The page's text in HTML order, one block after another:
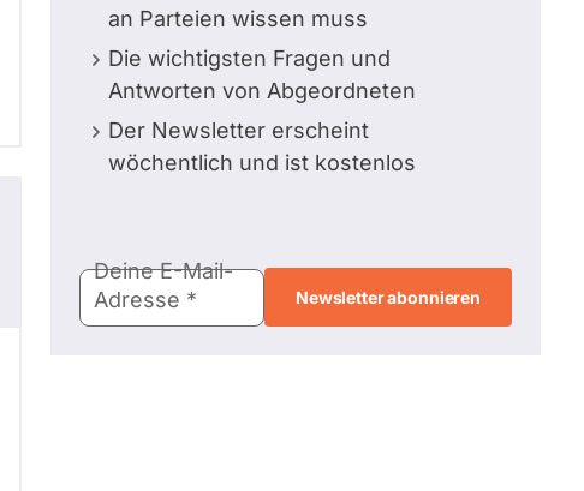
an Parteien wissen muss
Die wichtigsten Fragen und
Antworten von Abgeordneten
Der Newsletter erscheint
wöchentlich und ist kostenlos
Mail-
Adresse
Deine E-Mail-
Adresse